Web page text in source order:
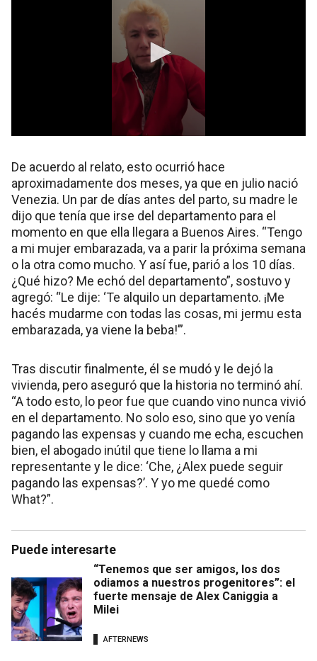
De acuerdo al relato, esto ocurrió hace
aproximadamente dos meses, ya que en julio nació
Venezia. Un par de días antes del parto, su madre le
dijo que tenía que irse del departamento para el
momento en que ella llegara a Buenos Aires. “Tengo
a mi mujer embarazada, va a parir la próxima semana
o la otra como mucho. Y así fue, parió a los 10 días.
¿Qué hizo? Me echó del departamento”, sostuvo y
agregó: “Le dije: ‘Te alquilo un departamento. ¡Me
hacés mudarme con todas las cosas, mi jermu esta
embarazada, ya viene la beba!’”.
Tras discutir finalmente, él se mudó y le dejó la
vivienda, pero aseguró que la historia no terminó ahí.
“A todo esto, lo peor fue que cuando vino nunca vivió
en el departamento. No solo eso, sino que yo venía
pagando las expensas y cuando me echa, escuchen
bien, el abogado inútil que tiene lo llama a mi
representante y le dice: ‘Che, ¿Alex puede seguir
pagando las expensas?’. Y yo me quedé como
What?”.
Puede interesarte
“Tenemos que ser amigos, los dos
odiamos a nuestros progenitores”: el
fuerte mensaje de Alex Caniggia a
Milei
AFTERNEWS